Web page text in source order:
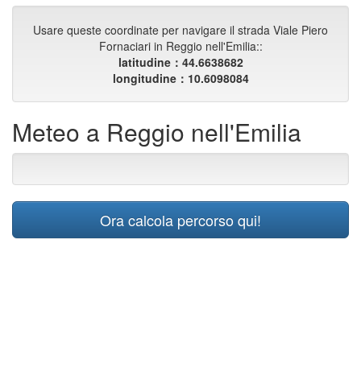
Usare queste coordinate per navigare il strada Viale Piero
Fornaciari in Reggio nell'Emilia::
latitudine：44.6638682
longitudine：10.6098084
Meteo a Reggio nell'Emilia
Ora calcola percorso qui!